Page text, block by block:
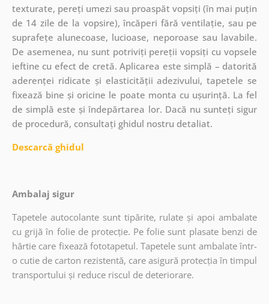
texturate, pereți umezi sau proaspăt vopsiți (în mai puțin
de 14 zile de la vopsire), încăperi fără ventilație, sau pe
suprafețe alunecoase, lucioase, neporoase sau lavabile.
De asemenea, nu sunt potriviți pereții vopsiți cu vopsele
ieftine cu efect de cretă. Aplicarea este simplă – datorită
aderenței ridicate și elasticității adezivului, tapetele se
fixează bine și oricine le poate monta cu ușurință. La fel
de simplă este și îndepărtarea lor. Dacă nu sunteți sigur
de procedură, consultați ghidul nostru detaliat.
Descarcă ghidul
Ambalaj sigur
Tapetele autocolante sunt tipărite, rulate și apoi ambalate
cu grijă în folie de protecție. Pe folie sunt plasate benzi de
hârtie care fixează fototapetul. Tapetele sunt ambalate într-
o cutie de carton rezistentă, care asigură protecția în timpul
transportului și reduce riscul de deteriorare.